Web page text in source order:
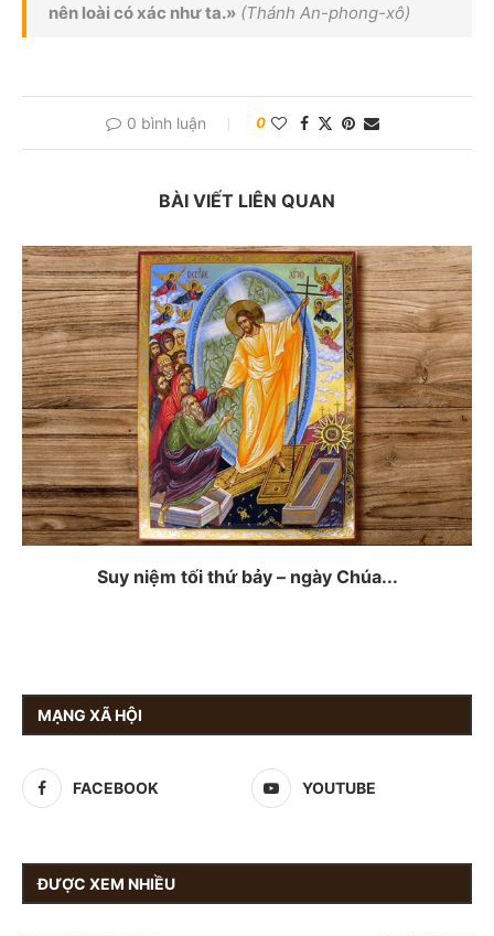
nên loài có xác như ta.» (Thánh An-phong-xô)
0 bình luận 0
BÀI VIẾT LIÊN QUAN
Suy niệm tối thứ bảy – ngày Chúa...
MẠNG XÃ HỘI
FACEBOOK YOUTUBE
ĐƯỢC XEM NHIỀU